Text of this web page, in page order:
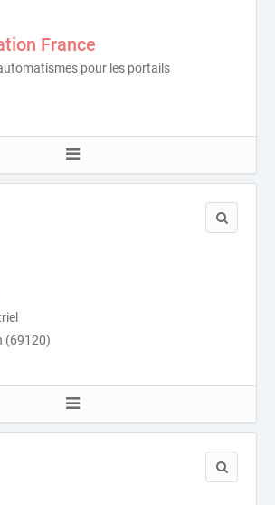
France
pour les portails
(69120)